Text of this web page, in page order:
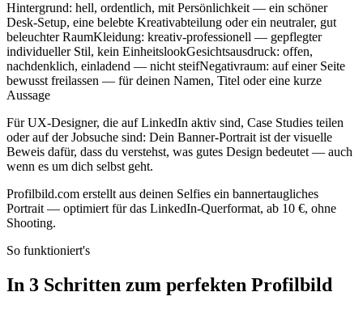
Hintergrund: hell, ordentlich, mit Persönlichkeit — ein schöner
Desk-Setup, eine belebte Kreativabteilung oder ein neutraler, gut
beleuchter RaumKleidung: kreativ-professionell — gepflegter
individueller Stil, kein EinheitslookGesichtsausdruck: offen,
nachdenklich, einladend — nicht steifNegativraum: auf einer Seite
bewusst freilassen — für deinen Namen, Titel oder eine kurze
Aussage
Für UX-Designer, die auf LinkedIn aktiv sind, Case Studies teilen
oder auf der Jobsuche sind: Dein Banner-Portrait ist der visuelle
Beweis dafür, dass du verstehst, was gutes Design bedeutet — auch
wenn es um dich selbst geht.
Profilbild.com erstellt aus deinen Selfies ein bannertaugliches
Portrait — optimiert für das LinkedIn-Querformat, ab 10 €, ohne
Shooting.
So funktioniert's
In 3 Schritten zum perfekten Profilbild